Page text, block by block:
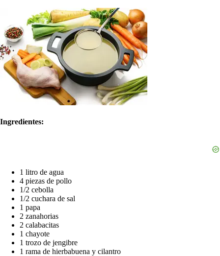
Ingredientes:
1 litro de agua
4 piezas de pollo
1/2 cebolla
1/2 cuchara de sal
1 papa
2 zanahorias
2 calabacitas
1 chayote
1 trozo de jengibre
1 rama de hierbabuena y cilantro